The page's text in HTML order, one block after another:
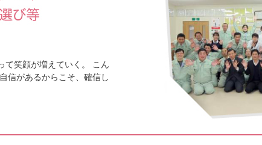
表で表彰
こんにちは。中田です。弊社で所属して
会にて健康経営の取組み事例発表を３社
投票いただくシステムで今回、最多票と
ました
こんにちは。中田です。長野県信濃町は
りには創業時から１０年ごとに記念樹と
９年の台風により会社前の山々が荒れてし
て笑顔が増えていく。 こん
信があるからこそ、確信し